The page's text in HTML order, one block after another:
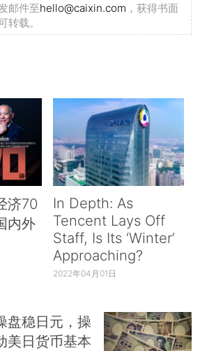
邮件至hello@caixin.com ，获得书面
转载。
济70
内外
In Depth: As
Tencent Lays Off
Staff, Is Its ‘Winter’
Approaching?
2022年04月01日
盘稳日元，操
美日货币基本